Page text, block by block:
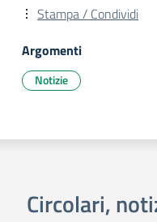
Stampa / Condividi
Argomenti
Notizie
Circolari,